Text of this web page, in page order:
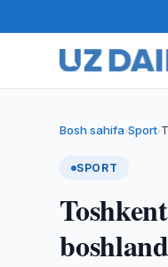
Bosh sahifa›Sport›
SPORT